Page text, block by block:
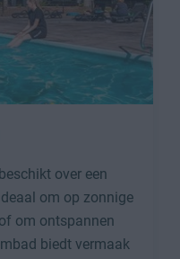
over een
om op zonnige
om ontspannen
biedt vermaak